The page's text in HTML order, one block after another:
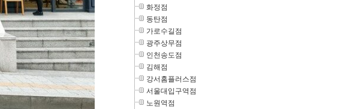
화정점
동탄점
가로수길점
광주상무점
인천송도점
김해점
강서홈플러스점
서울대입구역점
노원역점